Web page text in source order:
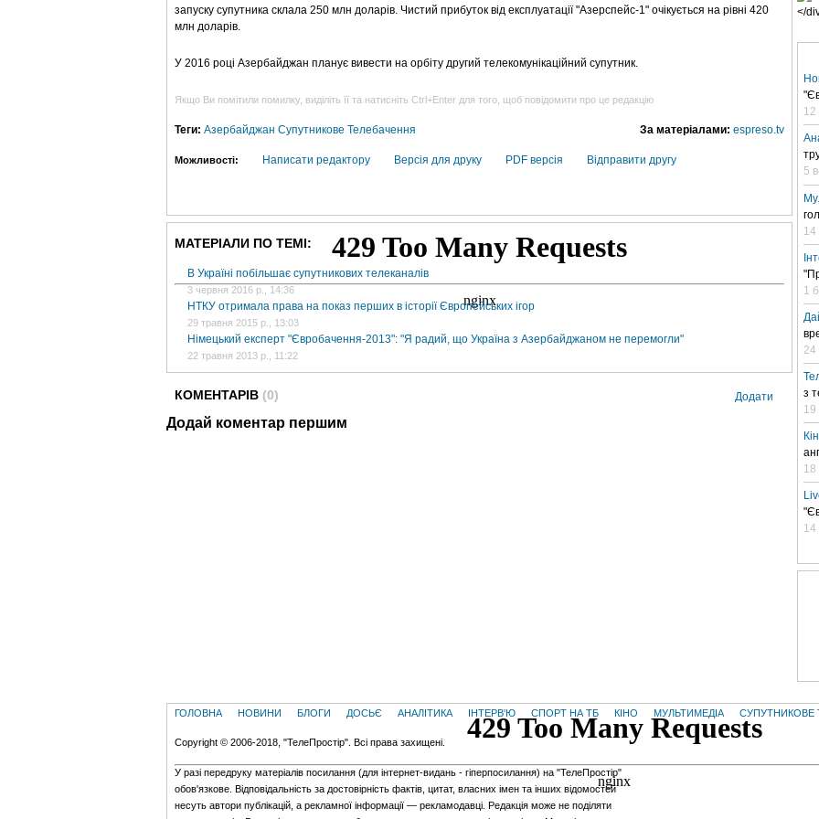
запуску супутника склала 250 млн доларів. Чистий прибуток від експлуатації "Азерспейс-1" очікується на рівні 420
млн доларів.
У 2016 році Азербайджан планує вивести на орбіту другий телекомунікаційний супутник.
Якщо Ви помітили помилку, виділіть її та натисніть Ctrl+Enter для того, щоб повідомити про це редакцію
За матеріалами: espreso.tv
Теги: Азербайджан Супутникове Телебачення
Можливості: Написати редактору Версія для друку PDF версія Відправити другу
МАТЕРІАЛИ ПО ТЕМІ:
В Україні побільшає супутникових телеканалів
3 червня 2016 р., 14:36
НТКУ отримала права на показ перших в історії Європейських ігор
29 травня 2015 р., 13:03
Німецький експерт "Євробачення-2013": "Я радий, що Україна з Азербайджаном не перемогли"
22 травня 2013 р., 11:22
Додати
КОМЕНТАРІВ (0)
Додай коментар першим
12
5
14
1
24
з
19
18
14
ГОЛОВНА НОВИНИ БЛОГИ ДОСЬЄ АНАЛІТИКА ІНТЕРВ'Ю СПОРТ НА ТБ КІНО МУЛЬТИМЕДІА СУПУТНИКОВЕ
Copyright © 2006-2018, "ТелеПростір". Всі права захищені.
У разі передруку матеріалів посилання (для iнтернет-видань - гiперпосилання) на "ТелеПростір"
обов'язкове. Відповідальність за достовірність фактів, цитат, власних імен та інших відомостей
несуть автори публікацій, а рекламної інформації — рекламодавці. Редакція може не поділяти